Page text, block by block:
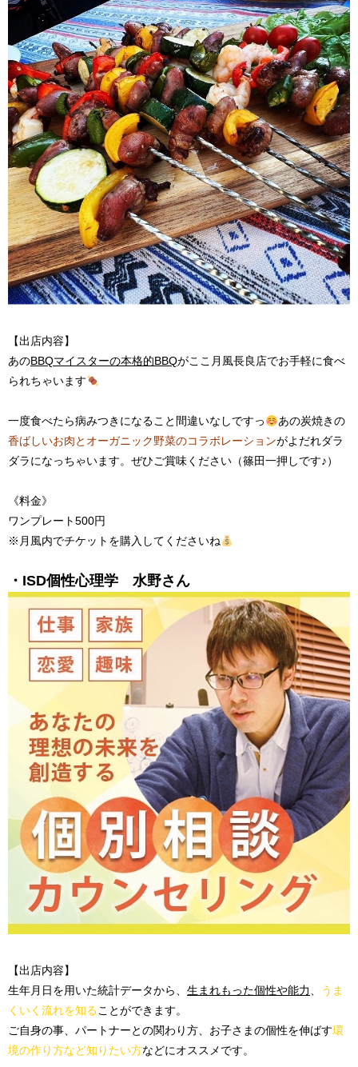
【出店内容】
あのBBQマイスターの本格的BBQがここ月風長良店でお手軽に食べ
られちゃいます
一度食べたら病みつきになること間違いなしですっ
あの炭焼きの
香ばしいお肉とオーガニック野菜のコラボレーションがよだれダラ
ダラになっちゃいます。ぜひご賞味ください（篠田一押しです♪）
《料金》
ワンプレート500円
※月風内でチケットを購入してくださいね
・ISD個性心理学 水野さん
【出店内容】
生年月日を用いた統計データから、 生まれもった個性や能力、
うま
くいく流れを知ることができます。
ご自身の事、パートナーとの関わり方、お子さまの個性を伸ばす環
境の作り方など知りたい方などにオススメです。